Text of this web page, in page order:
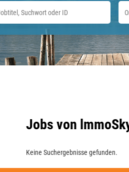
Jobs von
Keine Suchergebnisse gefunden.